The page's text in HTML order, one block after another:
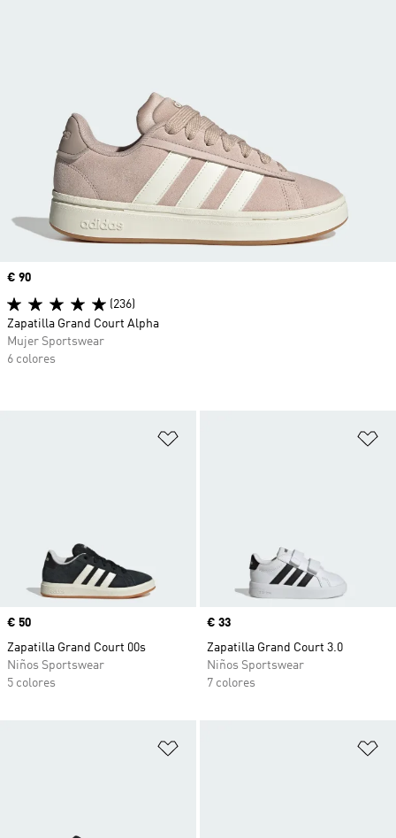
Precio
€ 50
Zapatilla Grand Court 00s
Niños Sportswear
5 colores
Precio
€ 33
Zapatilla Grand Court 3.0
Niños Sportswear
7 colores
Precio
€ 90
(236)
Zapatilla Grand Court Alpha
Mujer Sportswear
6 colores